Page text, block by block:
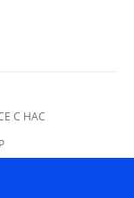
С НАС